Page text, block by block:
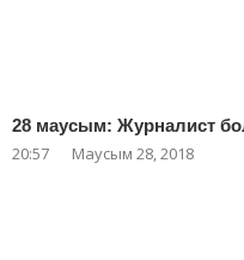
28 маусым: Журналист
20:57 Маусым 28, 2018